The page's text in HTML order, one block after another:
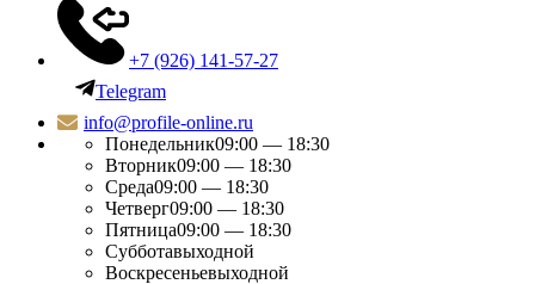
+7 (926) 141-57-27
Telegram
info@profile-online.ru
Понедельник09:00 — 18:30
Вторник09:00 — 18:30
Среда09:00 — 18:30
Четверг09:00 — 18:30
Пятница09:00 — 18:30
Субботавыходной
Воскресеньевыходной